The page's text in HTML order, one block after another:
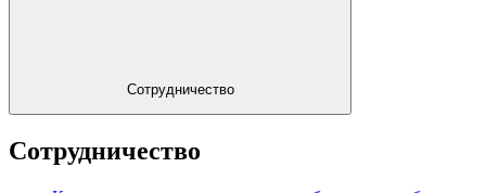
Сотрудничество
Сотрудничество